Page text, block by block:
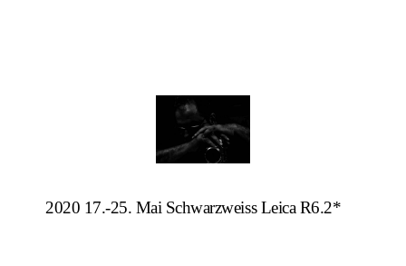
2020 17.-25. Mai Schwarzweiss Leica R6.2*